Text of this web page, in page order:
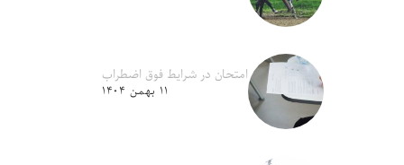
امتحان در شرایط فوق اضطراب
۱۱ بهمن ۱۴۰۴